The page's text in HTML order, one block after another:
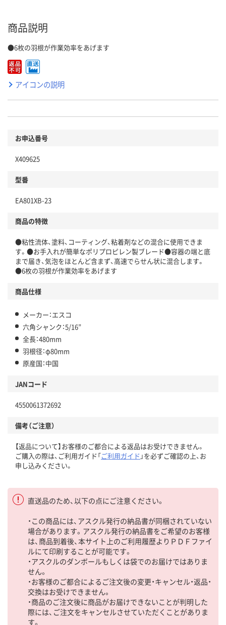
商品説明
●6枚の羽根が作業効率をあげます
アイコンの説明
お申込番号
X409625
型番
EA801XB-23
商品の特徴
●粘性流体、塗料、コーティング、粘着剤などの混合に使用できま
す。●お手入れが簡単なポリプロピレン製ブレード●容器の端と底
まで届き、気泡をほとんど含まず、高速でらせん状に混合します。
●6枚の羽根が作業効率をあげます
商品仕様
メーカー：エスコ
六角シャンク：5/16”
全長：480mm
羽根径：φ80mm
原産国：中国
JANコード
4550061372692
備考（ご注意）
【返品について】お客様のご都合による返品はお受けできません。
ご購入の際は、ご利用ガイド「ご利用ガイド 」を必ずご確認の上、お
申し込みください。
直送品のため、以下の点にご注意ください。
・この商品には、アスクル発行の納品書が同梱されていない
場合があります。アスクル発行の納品書をご希望のお客様
は、商品到着後、本サイト上のご利用履歴よりＰＤＦファイ
ルにて印刷することが可能です。
・アスクルのダンボールもしくは袋でのお届けではありま
せん。
・お客様のご都合によるご注文後の変更・キャンセル・返品・
交換はお受けできません。
・商品のご注文後に商品がお届けできないことが判明した
際には、ご注文をキャンセルさせていただくことがありま
す。